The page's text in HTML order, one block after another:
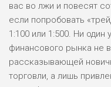
вас во лжи и повесят
если попробовать
1:100 или 1:500. Ни
финансового рынка не
рассказывающей
торговли, а лишь